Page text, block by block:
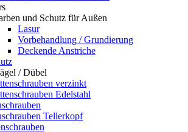
und Schutz für Außen
Lasur
Vorbehandlung / Grundierung
Deckende Anstriche
/ Dübel
verzinkt
Edelstahl
Tellerkopf